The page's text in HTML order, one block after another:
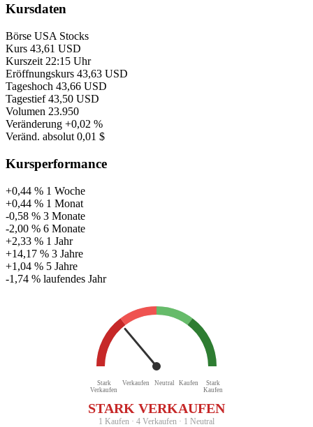
Kursdaten
Börse USA Stocks
Kurs 43,61 USD
Kurszeit 22:15 Uhr
Eröffnungskurs 43,63 USD
Tageshoch 43,66 USD
Tagestief 43,50 USD
Volumen 23.950
Veränderung +0,02 %
Veränd. absolut 0,01 $
Kursperformance
+0,44 % 1 Woche
+0,44 % 1 Monat
-0,58 % 3 Monate
-2,00 % 6 Monate
+2,33 % 1 Jahr
+14,17 % 3 Jahre
+1,04 % 5 Jahre
-1,74 % laufendes Jahr
Stark
Verkaufen
Verkaufen Neutral Kaufen
Stark
Kaufen
STARK VERKAUFEN
1 Kaufen · 4 Verkaufen · 1 Neutral